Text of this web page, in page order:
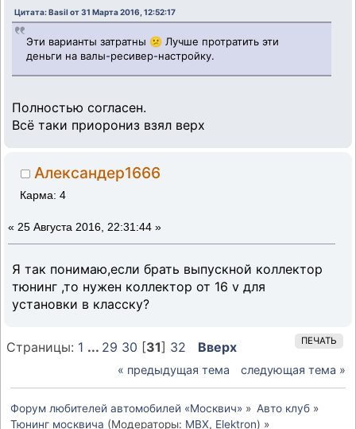
Цитата: Basil от 31 Марта 2016, 12:52:17
Эти варианты затратны 😕 Лучше протратить эти
деньги на валы-ресивер-настройку.
Полностью согласен.
Всё таки приорониз взял верх
Александер1666
Карма: 4
« 25 Августа 2016, 22:31:44 »
Я так понимаю,если брать выпускной коллектор
тюнинг ,то нужен коллектор от 16 v для
установки в класску?
ПЕЧАТЬ
Страницы: 1 ... 29 30 [31] 32 Вверх
« предыдущая тема следующая тема »
Форум любителей автомобилей «Москвич» » Авто клуб»
Тюнинг москвича (Модераторы: MBX, Elektron) »